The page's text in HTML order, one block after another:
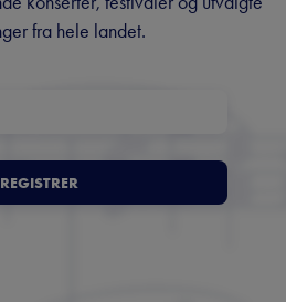
fra hele landet.
REGISTRER